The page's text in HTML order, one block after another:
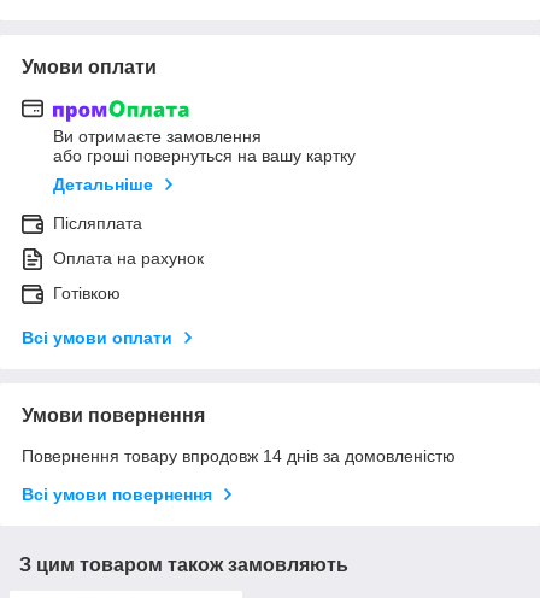
Умови оплати
Ви отримаєте замовлення
або гроші повернуться на вашу картку
Детальніше
Післяплата
Оплата на рахунок
Готівкою
Всі умови оплати
Умови повернення
Повернення товару впродовж 14 днів за домовленістю
Всі умови повернення
З цим товаром також замовляють